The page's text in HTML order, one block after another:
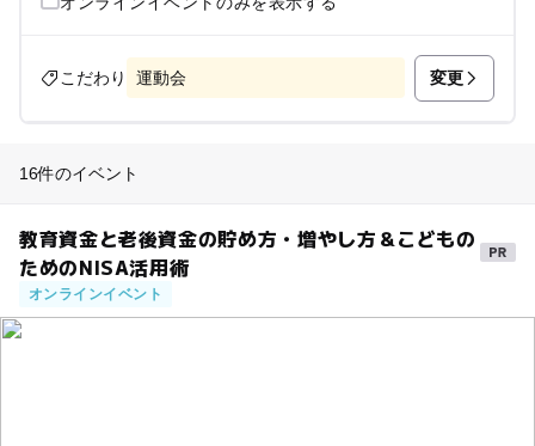
こだわり 運動会 変更
16件のイベント
教育資金と老後資金の貯め方・増やし方＆こどもの
ためのNISA活用術
オンラインイベント